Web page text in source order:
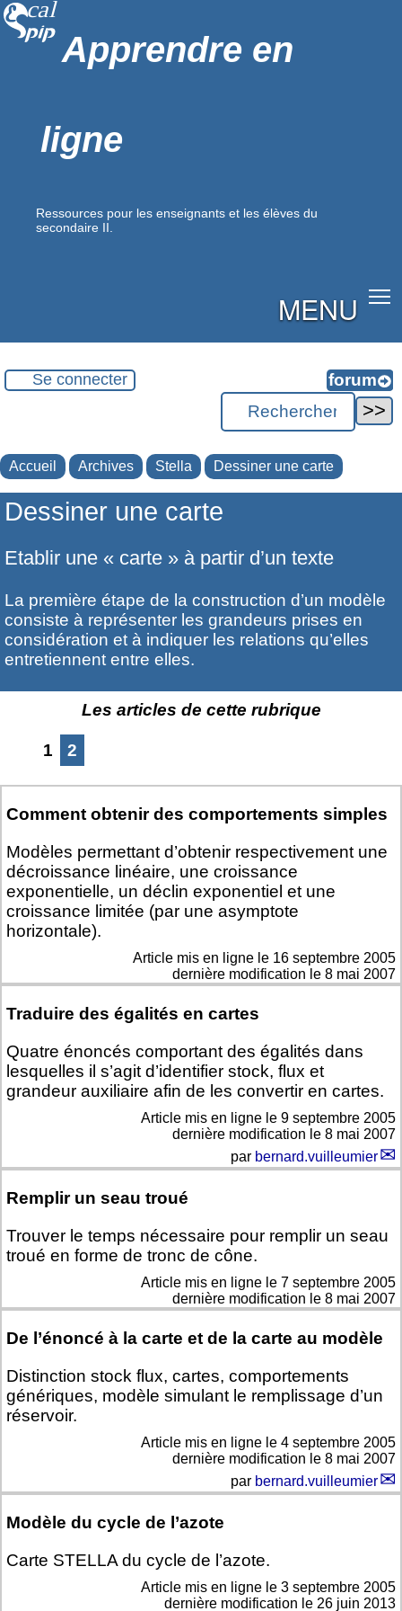
Apprendre en
ligne
Ressources pour les enseignants et les élèves du
secondaire II.
MENU
Se connecter
Accueil Archives Stella Dessiner une carte
Dessiner une carte
Etablir une « carte » à partir d’un texte
La première étape de la construction d’un modèle
consiste à représenter les grandeurs prises en
considération et à indiquer les relations qu’elles
entretiennent entre elles.
Les articles de cette rubrique
1 2
Comment obtenir des comportements simples
Modèles permettant d’obtenir respectivement une
décroissance linéaire, une croissance
exponentielle, un déclin exponentiel et une
croissance limitée (par une asymptote
horizontale).
Article mis en ligne le 16 septembre 2005
dernière modification le 8 mai 2007
Traduire des égalités en cartes
Quatre énoncés comportant des égalités dans
lesquelles il s’agit d’identifier stock, flux et
grandeur auxiliaire afin de les convertir en cartes.
Article mis en ligne le 9 septembre 2005
dernière modification le 8 mai 2007
par bernard.vuilleumier
Remplir un seau troué
Trouver le temps nécessaire pour remplir un seau
troué en forme de tronc de cône.
Article mis en ligne le 7 septembre 2005
dernière modification le 8 mai 2007
De l’énoncé à la carte et de la carte au modèle
Distinction stock flux, cartes, comportements
génériques, modèle simulant le remplissage d’un
réservoir.
Article mis en ligne le 4 septembre 2005
dernière modification le 8 mai 2007
par bernard.vuilleumier
Modèle du cycle de l’azote
Carte STELLA du cycle de l’azote.
Article mis en ligne le 3 septembre 2005
dernière modification le 26 juin 2013